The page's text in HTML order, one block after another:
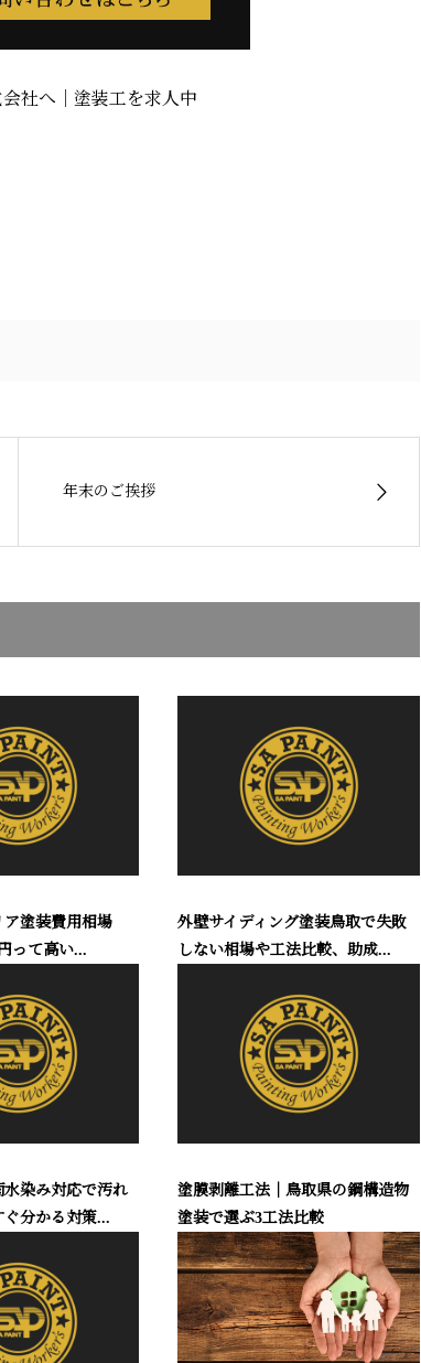
社へ｜塗装工を求人中
年末のご挨拶
ア塗装費用相場
って高い...
外壁サイディング塗装鳥取で失敗
しない相場や工法比較、助成...
水染み対応で汚れ
分かる対策...
塗膜剥離工法｜鳥取県の鋼構造物
塗装で選ぶ3工法比較